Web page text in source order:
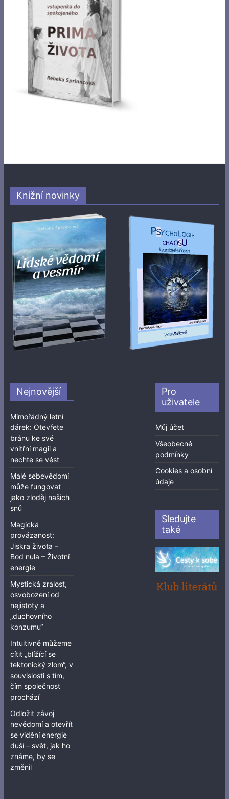
Knižní novinky
Nejnovější
Mimořádný letní
dárek: Otevřete
bránu ke své
vnitřní magii a
nechte se vést
Malé sebevědomí
může fungovat
jako zloděj našich
snů
Magická
provázanost:
Jiskra života –
Bod nula – Životní
energie
Mystická zralost,
osvobození od
nejistoty a
„duchovního
konzumu“
Intuitivně můžeme
cítit „blížící se
tektonický zlom“, v
souvislosti s tím,
čím společnost
prochází
Odložit závoj
nevědomí a otevřít
se vidění energie
duší – svět, jak ho
známe, by se
změnil
Pro
uživatele
Můj účet
Všeobecné
podmínky
Cookies a osobní
údaje
Sledujte
také